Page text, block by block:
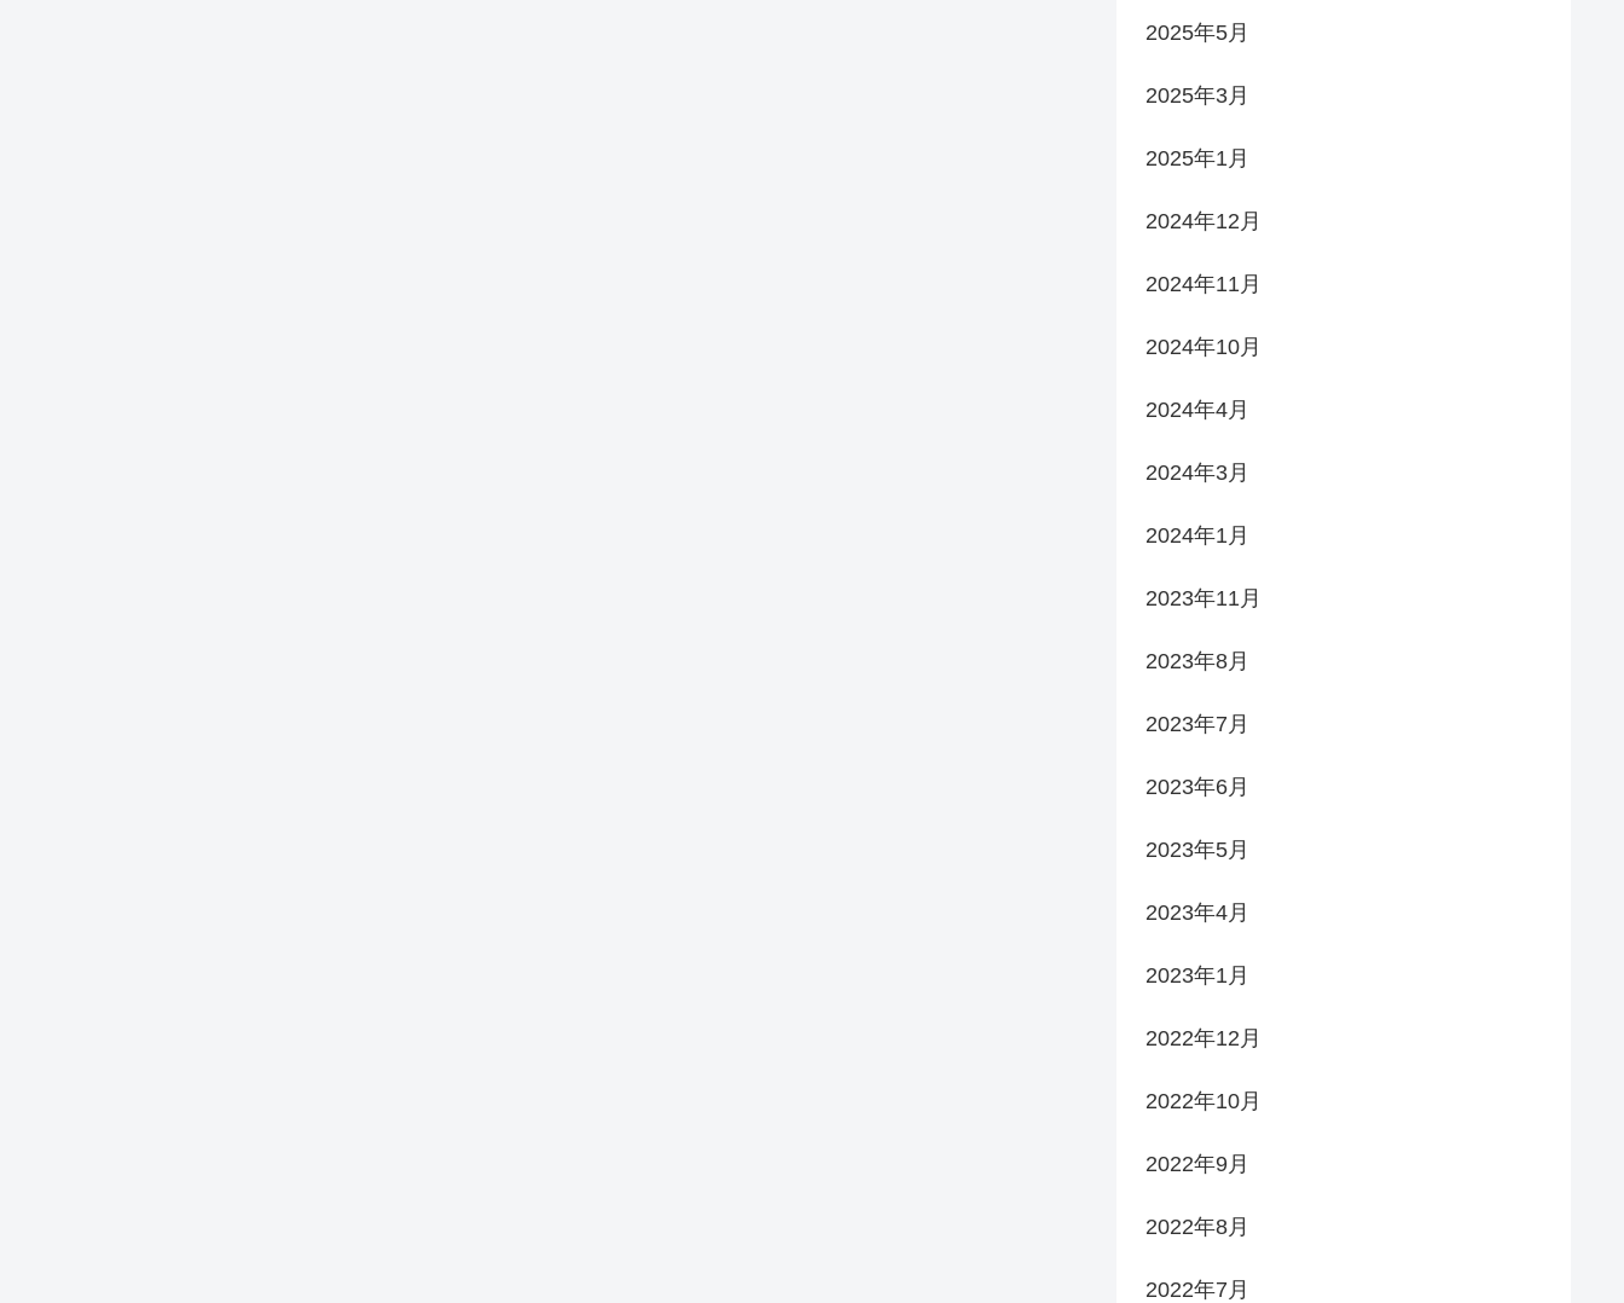
2025年5月
2025年3月
2025年1月
2024年12月
2024年11月
2024年10月
2024年4月
2024年3月
2024年1月
2023年11月
2023年8月
2023年7月
2023年6月
2023年5月
2023年4月
2023年1月
2022年12月
2022年10月
2022年9月
2022年8月
2022年7月